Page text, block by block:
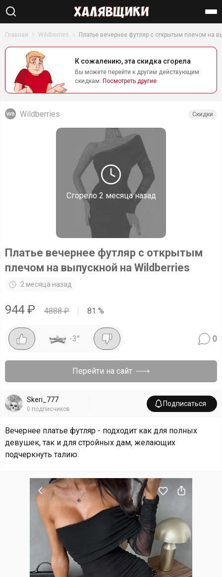
Найти
Главная Wildberries Платье вечернее футляр с открытым плечом на
К сожалению, эта скидка сгорела
Вы можете перейти к другим действующим
скидкам. Посмотреть другие
Сгорело 2 месяца назад
Wildberries Скидки
Платье вечернее футляр с открытым
плечом на выпускной на Wildberries
2 месяца назад
944₽ 4888₽ 81 %
-3° 0
Перейти на сайт
Skeri_777
0 подписчиков
Подписаться
Вечернее платье футляр - подходит как для полных
девушек, так и для стройных дам, желающих
подчеркнуть талию.